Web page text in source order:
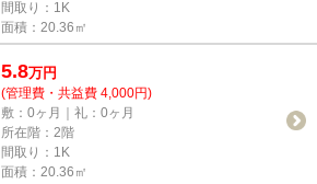
間取り：1K
面積：20.36㎡
5.8万円
(管理費・共益費 4,000円)
敷：0ヶ月｜礼：0ヶ月
所在階：2階
間取り：1K
面積：20.36㎡